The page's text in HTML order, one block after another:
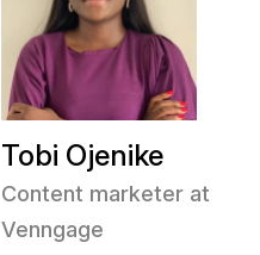
Tobi Ojenike
Content marketer at
Venngage